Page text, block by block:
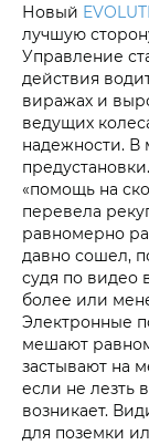
Новый
лучшую
Управление
действия
виражах и
ведущих
надежности.
«помощь на
перевела
равномерно
давно сошел,
судя по видео
более или
Электронные
мешают
застывают на
если не лезть
возникает.
для поземки